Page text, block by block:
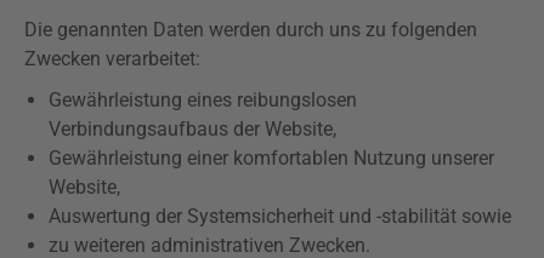
Die genannten Daten werden durch uns zu folgenden
Zwecken verarbeitet:
Gewährleistung eines reibungslosen
Verbindungsaufbaus der Website,
Gewährleistung einer komfortablen Nutzung unserer
Website,
Auswertung der Systemsicherheit und -stabilität sowie
zu weiteren administrativen Zwecken.